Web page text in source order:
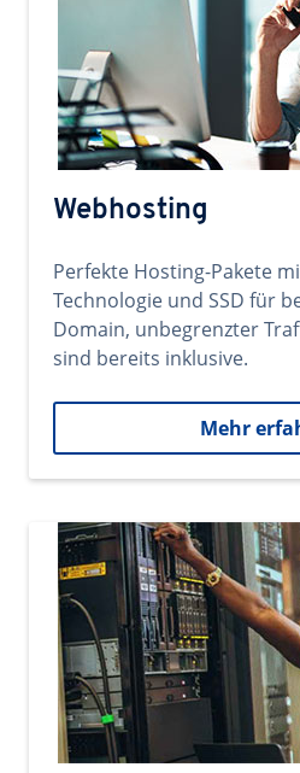
Webhosting
Perfekte Hosting-Pakete
Technologie und SSD für
Domain, unbegrenzter
sind bereits inklusive.
Mehr